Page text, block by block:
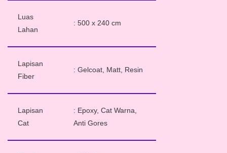
Luas
Lahan
: 500 x 240 cm
Lapisan
Fiber
: Gelcoat, Matt, Resin
Lapisan
Cat
: Epoxy, Cat Warna,
Anti Gores